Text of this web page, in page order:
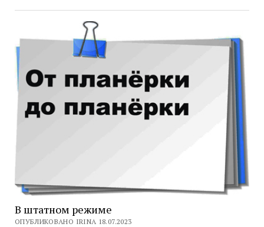
В штатном режиме
ОПУБЛИКОВАНО IRINA 18.07.2023